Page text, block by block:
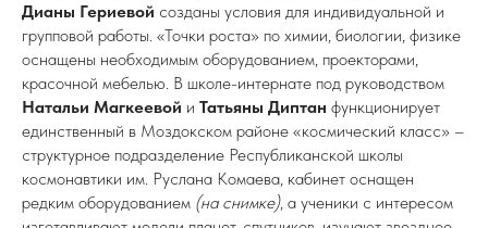
Дианы Гериевой созданы условия для индивидуальной и
групповой работы. «Точки роста» по химии, биологии, физике
оснащены необходимым оборудованием, проекторами,
красочной мебелью. В школе-интернате под руководством
Натальи Магкеевой и Татьяны Диптан функционирует
единственный в Моздокском районе «космический класс» –
структурное подразделение Республиканской школы
космонавтики им. Руслана Комаева, кабинет оснащен
редким оборудованием (на снимке), а ученики с интересом